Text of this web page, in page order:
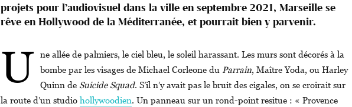
projets pour l’audiovisuel dans la ville en septembre 2021, Marseille se
rêve en Hollywood de la Méditerranée, et pourrait bien y parvenir.
U ne allée de palmiers, le ciel bleu, le soleil harassant. Les murs sont décorés à la
bombe par les visages de Michael Corleone duParrain, Maître Yoda, ou Harley
Quinn de Suicide Squad. S’il n’y avait pas le bruit des cigales, on se croirait sur
la route d’un studiohollywoodien. Un panneau sur un rond-point resitue : « Provence